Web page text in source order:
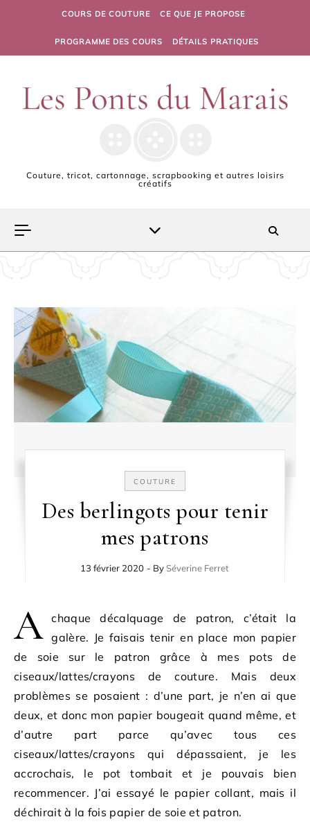
Skip to contentCOURS DE COUTURE CE QUE JE PROPOSE
PROGRAMME DES COURS DÉTAILS PRATIQUES
Couture, tricot, cartonnage, scrapbooking et autres loisirs
créatifs
COUTURE
Des berlingots pour tenir
mes patrons
13 février 2020 - By Séverine Ferret
A chaque décalquage de patron, c’était la
galère. Je faisais tenir en place mon papier
de soie sur le patron grâce à mes pots de
ciseaux/lattes/crayons de couture. Mais deux
problèmes se posaient : d’une part, je n’en ai que
deux, et donc mon papier bougeait quand même, et
d’autre part parce qu’avec tous ces
ciseaux/lattes/crayons qui dépassaient, je les
accrochais, le pot tombait et je pouvais bien
recommencer. J’ai essayé le papier collant, mais il
déchirait à la fois papier de soie et patron.